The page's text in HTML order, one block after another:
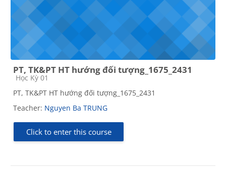
PT, TK&PT HT hướng đối tượng_1675_2431
Course category
Học Kỳ 01
PT, TK&PT HT hướng đối tượng_1675_2431
Teacher: Nguyen Ba TRUNG
Click to enter this course